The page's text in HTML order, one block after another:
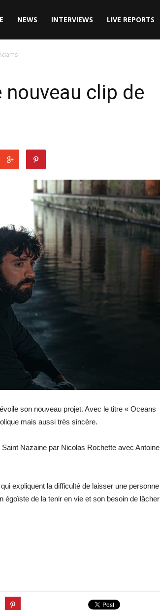
NEWS INTERVIEWS LIVE REPORTS
nouveau clip de
son nouveau projet. Avec le titre « Oceans
mais aussi très sincère.
Nazaine par Nicolas Rochette avec Antoine
expliquent la difficulté de laisser une personne
égoïste de la tenir en vie et son besoin de lâcher